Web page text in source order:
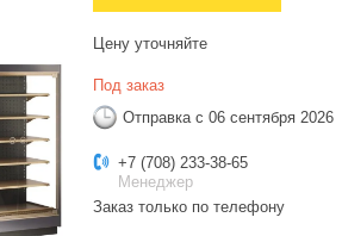
Цену уточняйте
Под заказ
Отправка с 06 сентября 2026
+7 (708) 233-38-65
Менеджер
Заказ только по телефону